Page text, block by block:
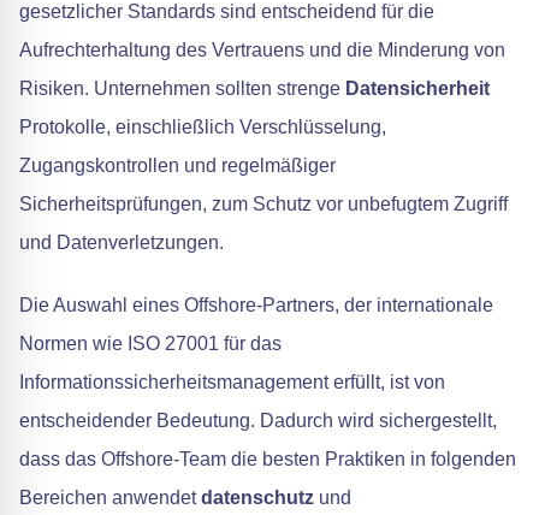
gesetzlicher Standards sind entscheidend für die
Aufrechterhaltung des Vertrauens und die Minderung von
Risiken. Unternehmen sollten strenge Datensicherheit
Protokolle, einschließlich Verschlüsselung,
Zugangskontrollen und regelmäßiger
Sicherheitsprüfungen, zum Schutz vor unbefugtem Zugriff
und Datenverletzungen.
Die Auswahl eines Offshore-Partners, der internationale
Normen wie ISO 27001 für das
Informationssicherheitsmanagement erfüllt, ist von
entscheidender Bedeutung. Dadurch wird sichergestellt,
dass das Offshore-Team die besten Praktiken in folgenden
Bereichen anwendetdatenschutz und